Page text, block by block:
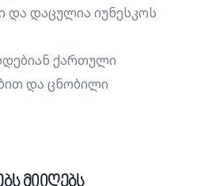
და დაცულია იუნესკოს
ქართული
და ცნობილი
მიიღებს